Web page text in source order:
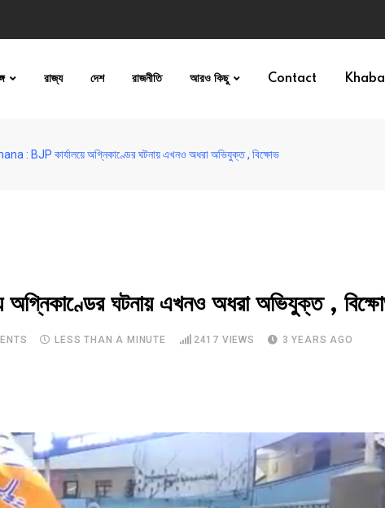
রাজ্য দেশ রাজনীতি আরও কিছু Contact
: BJP কার্যালয়ে অগ্নিকাণ্ডের ঘটনায় এখনও অধরা অভিযুক্ত , বিক্ষোভ
ঘটনায় এখনও অধরা অভিযুক্ত ,
LESS THAN A MINUTE 2417 VIEWS 3 YEARS AGO